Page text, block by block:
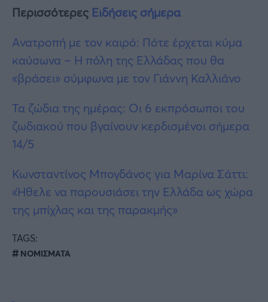
Περισσότερες Ειδήσεις σήμερα
Ανατροπή με τον καιρό: Πότε έρχεται κύμα
καύσωνα – Η πόλη της Ελλάδας που θα
«βράσει» σύμφωνα με τον Γιάννη Καλλιάνο
Τα ζώδια της ημέρας: Οι 6 εκπρόσωποι του
ζωδιακού που βγαίνουν κερδισμένοι σήμερα
14/5
Κωνσταντίνος Μπογδάνος για Μαρίνα Σάττι:
«Ήθελε να παρουσιάσει την Ελλάδα ως χώρα
της μπίχλας και της παρακμής»
TAGS:
ΝΟΜΙΣΜΑΤΑ